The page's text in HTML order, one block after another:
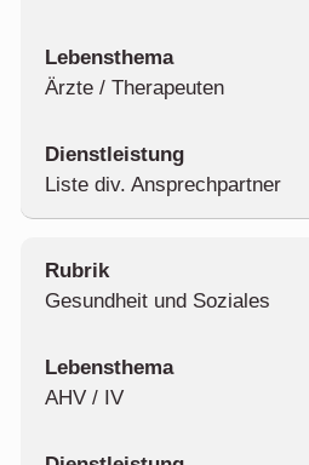
Ärzte / Therapeuten
Liste div. Ansprechpartner
Gesundheit und Soziales
AHV / IV